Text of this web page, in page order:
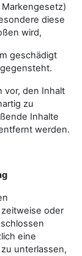
diese
wird,
geschädigt
vor, den Inhalt
zu
Inhalte
werden.
oder
eine
unterlassen,